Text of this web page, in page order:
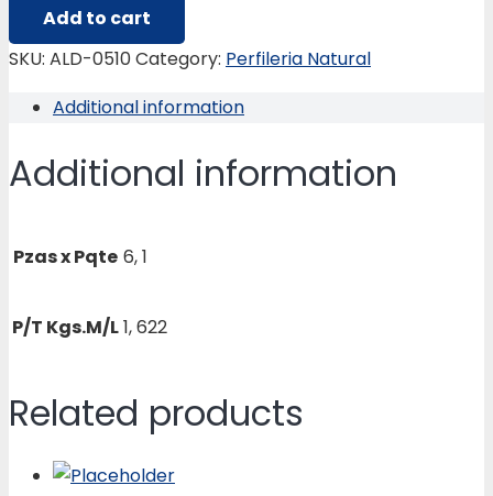
TUBO
REDONDO
Add to cart
SKU: ALD-0510Category: Perfileria Natural
Additional information
Additional information
Pzas x Pqte 6, 1
P/T Kgs.M/L1, 622
Related products